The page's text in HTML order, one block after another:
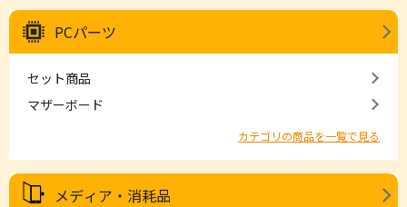
PCパーツ
セット商品
マザーボード
カテゴリの商品を一覧で見る
メディア・消耗品